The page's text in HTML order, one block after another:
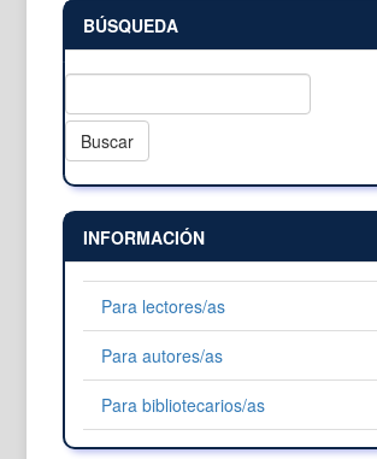
BÚSQUEDA
Buscar
INFORMACIÓN
Para lectores/as
Para autores/as
Para bibliotecarios/as